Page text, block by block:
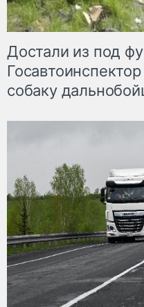
Достали из под
собаку